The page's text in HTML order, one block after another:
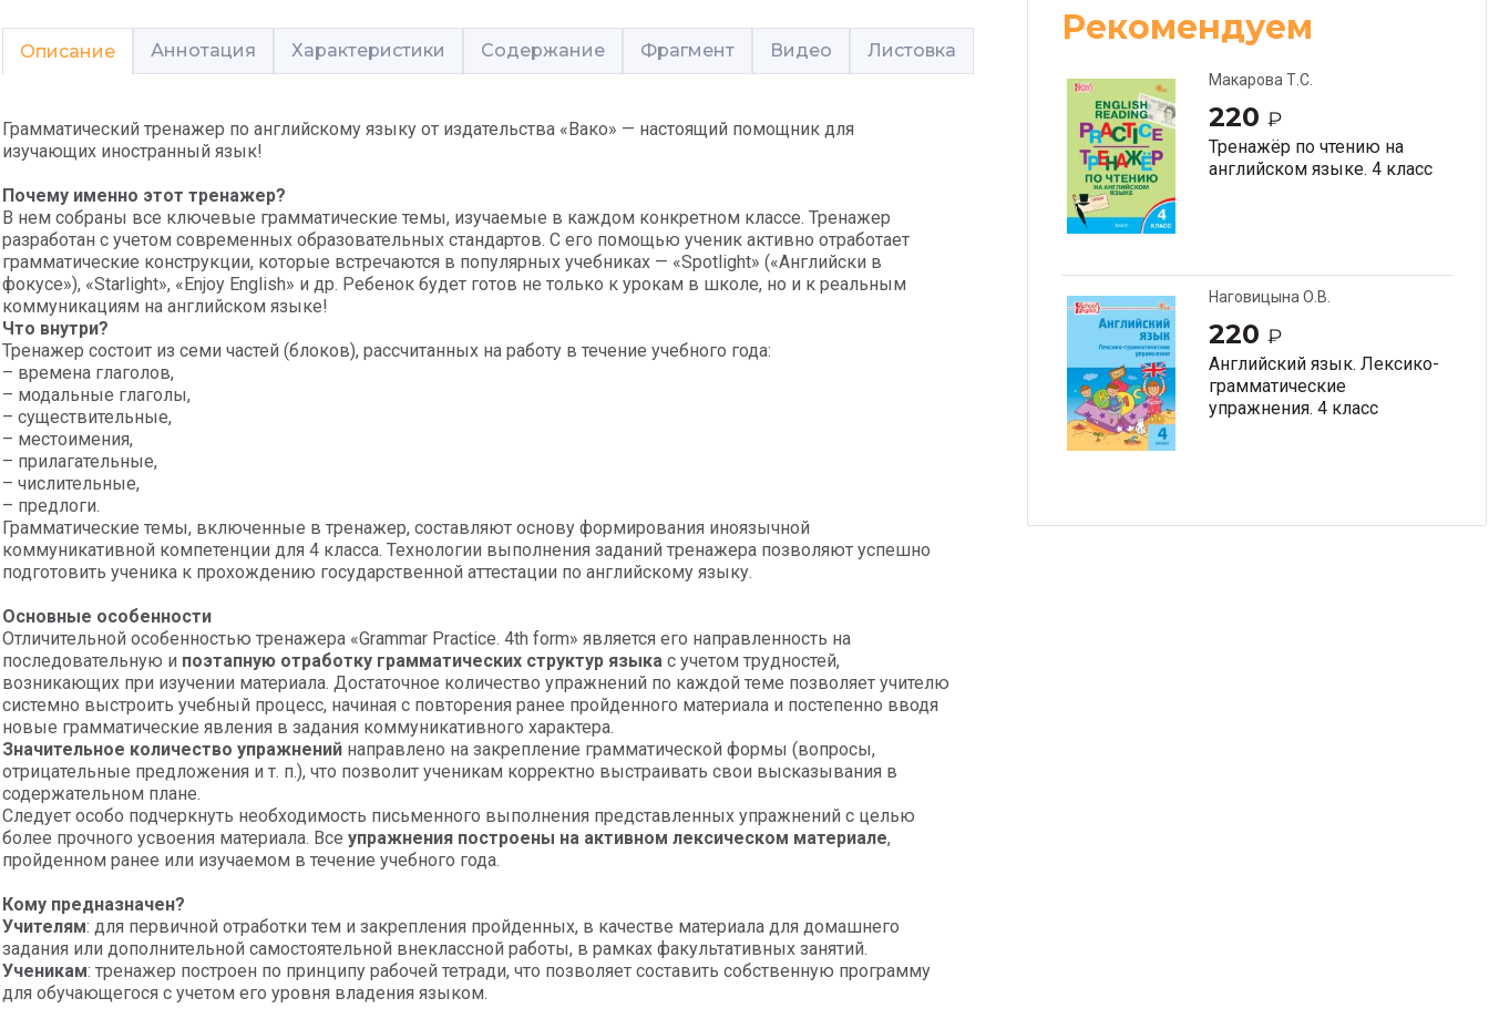
Описание Аннотация Характеристики Содержание Фрагмент Видео Листовка
Грамматический тренажер по английскому языку от издательства «Вако» — настоящий помощник для
изучающих иностранный язык!
Почему именно этот тренажер?
В нем собраны все ключевые грамматические темы, изучаемые в каждом конкретном классе. Тренажер
разработан с учетом современных образовательных стандартов. С его помощью ученик активно отработает
грамматические конструкции, которые встречаются в популярных учебниках — «Spotlight» («Английски в
фокусе»), «Starlight», «Enjoy English» и др. Ребенок будет готов не только к урокам в школе, но и к реальным
коммуникациям на английском языке!
Что внутри?
Тренажер состоит из семи частей (блоков), рассчитанных на работу в течение учебного года:
– времена глаголов,
– модальные глаголы,
– существительные,
– местоимения,
– прилагательные,
– числительные,
– предлоги.
Грамматические темы, включенные в тренажер, составляют основу формирования иноязычной
коммуникативной компетенции для 4 класса. Технологии выполнения заданий тренажера позволяют успешно
подготовить ученика к прохождению государственной аттестации по английскому языку.
Основные особенности
Отличительной особенностью тренажера «Grammar Practice. 4th form» является его направленность на
последовательную и поэтапную отработку грамматических структур языка с учетом трудностей,
возникающих при изучении материала. Достаточное количество упражнений по каждой теме позволяет учителю
системно выстроить учебный процесс, начиная с повторения ранее пройденного материала и постепенно вводя
новые грамматические явления в задания коммуникативного характера.
Значительное количество упражнений направлено на закрепление грамматической формы (вопросы,
отрицательные предложения и т. п.), что позволит ученикам корректно выстраивать свои высказывания в
содержательном плане.
Следует особо подчеркнуть необходимость письменного выполнения представленных упражнений с целью
более прочного усвоения материала. Все упражнения построены на активном лексическом материале,
пройденном ранее или изучаемом в течение учебного года.
Кому предназначен?
Учителям: для первичной отработки тем и закрепления пройденных, в качестве материала для домашнего
задания или дополнительной самостоятельной внеклассной работы, в рамках факультативных занятий.
Ученикам: тренажер построен по принципу рабочей тетради, что позволяет составить собственную программу
для обучающегося с учетом его уровня владения языком.
Рекомендуем
Макарова Т.С.
220 ₽
Тренажёр по чтению на
английском языке. 4 класс
Наговицына О.В.
220 ₽
Английский язык. Лексико-
грамматические
упражнения. 4 класс